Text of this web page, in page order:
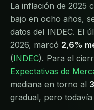
La inflación de 2025
bajo en ocho años,
datos del INDEC. El
2026, marcó 2,6%
(INDEC). Para el
Expectativas de
mediana en torno al
gradual, pero